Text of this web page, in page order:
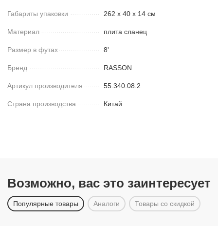
Габариты упаковки 262 х 40 х 14 см
Материал плита сланец
Размер в футах 8'
Бренд RASSON
Артикул производителя 55.340.08.2
Страна производства Китай
Возможно, вас это заинтересует
Популярные товары Аналоги Товары со скидкой